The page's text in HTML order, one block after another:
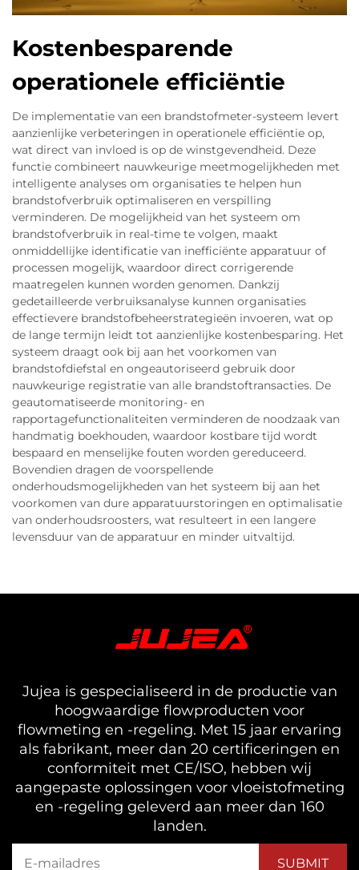
Kostenbesparende
operationele efficiëntie
De implementatie van een brandstofmeter-systeem levert
aanzienlijke verbeteringen in operationele efficiëntie op,
wat direct van invloed is op de winstgevendheid. Deze
functie combineert nauwkeurige meetmogelijkheden met
intelligente analyses om organisaties te helpen hun
brandstofverbruik optimaliseren en verspilling
verminderen. De mogelijkheid van het systeem om
brandstofverbruik in real-time te volgen, maakt
onmiddellijke identificatie van inefficiënte apparatuur of
processen mogelijk, waardoor direct corrigerende
maatregelen kunnen worden genomen. Dankzij
gedetailleerde verbruiksanalyse kunnen organisaties
effectievere brandstofbeheerstrategieën invoeren, wat op
de lange termijn leidt tot aanzienlijke kostenbesparing. Het
systeem draagt ook bij aan het voorkomen van
brandstofdiefstal en ongeautoriseerd gebruik door
nauwkeurige registratie van alle brandstoftransacties. De
geautomatiseerde monitoring- en
rapportagefunctionaliteiten verminderen de noodzaak van
handmatig boekhouden, waardoor kostbare tijd wordt
bespaard en menselijke fouten worden gereduceerd.
Bovendien dragen de voorspellende
onderhoudsmogelijkheden van het systeem bij aan het
voorkomen van dure apparatuurstoringen en optimalisatie
van onderhoudsroosters, wat resulteert in een langere
levensduur van de apparatuur en minder uitvaltijd.
Jujea is gespecialiseerd in de productie van
hoogwaardige flowproducten voor
flowmeting en -regeling. Met 15 jaar ervaring
als fabrikant, meer dan 20 certificeringen en
conformiteit met CE/ISO, hebben wij
aangepaste oplossingen voor vloeistofmeting
en -regeling geleverd aan meer dan 160
landen.